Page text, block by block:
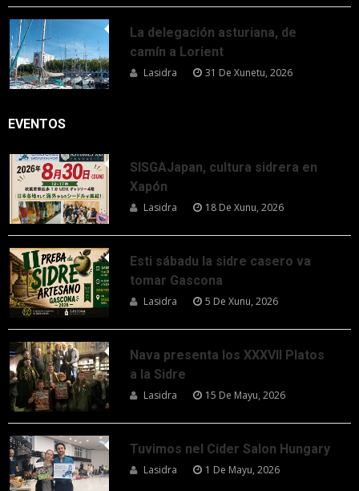
La delegación asturiana, de
camín a Lorient
Lasidra 31 De Xunetu, 2026
EVENTOS
SISGAJapan, cultura sidrera en
Xapón
Lasidra 18 De Xunu, 2026
Esti sábadu la sidre casero va
tomar Gascona
Lasidra 5 De Xunu, 2026
Nava presenta los XXXVII Platos
a la Sidre
Lasidra 15 De Mayu, 2026
Tuvimos nel Cider Salon Hungary
Lasidra 1 De Mayu, 2026